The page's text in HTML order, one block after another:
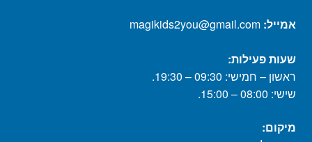
אמייל:
שעות פעילות:
ראשון – חמישי: 09:30 – 19:30.
שישי: 08:00 – 15:00.
מיקום: